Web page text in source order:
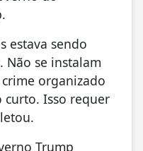
estava sendo
Não se instalam
organizado
Isso requer
Trump